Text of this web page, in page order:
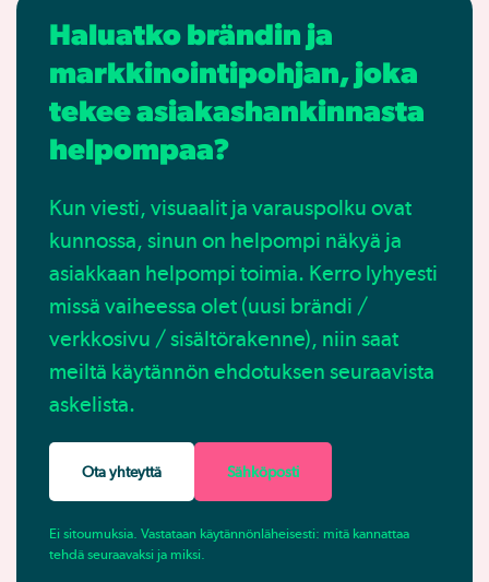
Haluatko brändin ja
markkinointipohjan, joka
tekee asiakashankinnasta
helpompaa?
Kun viesti, visuaalit ja varauspolku ovat
kunnossa, sinun on helpompi näkyä ja
asiakkaan helpompi toimia. Kerro lyhyesti
missä vaiheessa olet (uusi brändi /
verkkosivu / sisältörakenne), niin saat
meiltä käytännön ehdotuksen seuraavista
askelista.
Ota yhteyttä Sähköposti
Ei sitoumuksia. Vastataan käytännönläheisesti: mitä kannattaa
tehdä seuraavaksi ja miksi.